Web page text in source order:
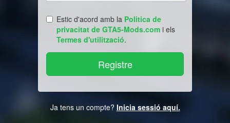
Estic d'acord amb la Politica de
privacitat de GTA5-Mods.com i els
Termes d'utilització.
Ja tens un compte? Inicia sessió aquí.